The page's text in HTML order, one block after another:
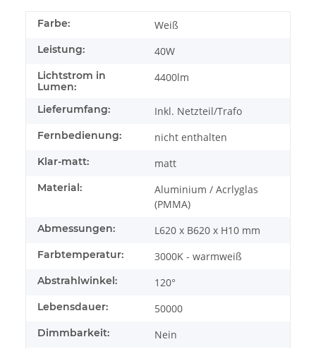
Farbe: Weiß
Leistung: 40W
Lichtstrom in
Lumen:
4400lm
Lieferumfang: Inkl. Netzteil/Trafo
Fernbedienung: nicht enthalten
Klar-matt: matt
Material:
Aluminium / Acrlyglas
(PMMA)
Abmessungen: L620 x B620 x H10 mm
Farbtemperatur: 3000K - warmweiß
Abstrahlwinkel: 120°
Lebensdauer: 50000
Dimmbarkeit: Nein